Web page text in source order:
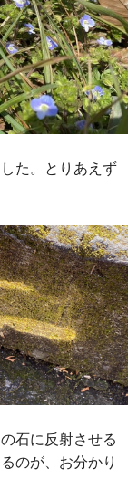
た。とりあえず
石に反射させる
のが、お分かり